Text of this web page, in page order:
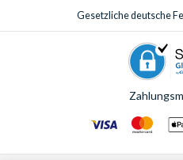
Gesetzliche deutsche